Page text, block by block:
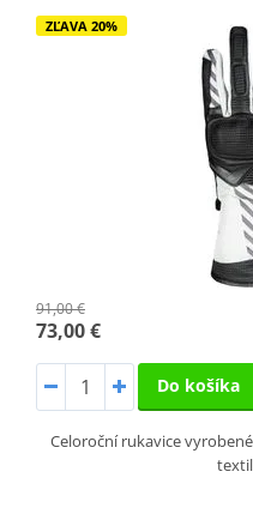
ZĽAVA 20%
91,00 €
73,00 €
Do košíka
Celoroční rukavice